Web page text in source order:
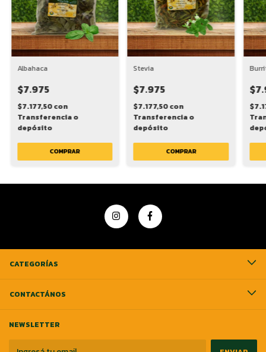
Albahaca
$7.975
$7.177,50con
Transferencia o
depósito
Stevia
$7.975
$7.177,50con
Transferencia o
depósito
COMPRAR
CATEGORÍAS
CONTACTÁNOS
NEWSLETTER